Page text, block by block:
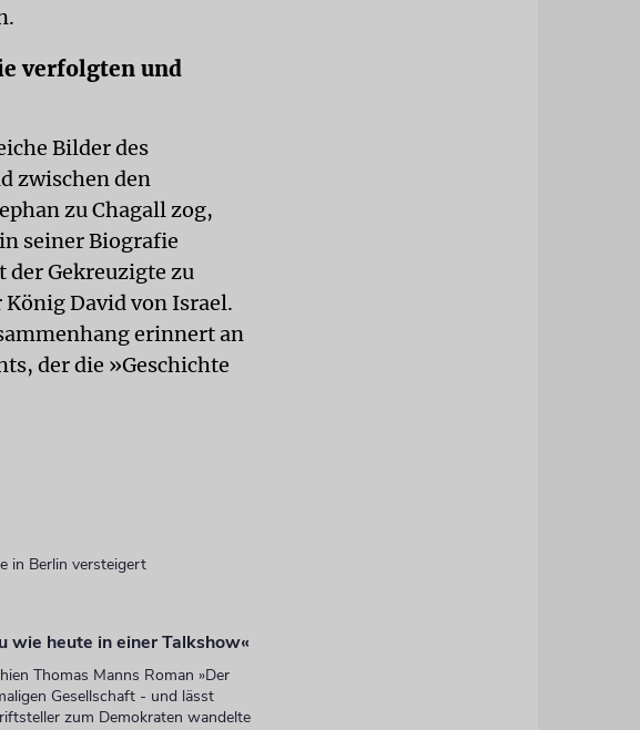
verfolgten und
Bilder des
zwischen den
zu Chagall zog,
seiner Biografie
der Gekreuzigte zu
David von Israel.
erinnert an
der die »Geschichte
in Berlin versteigert
wie heute in einer Talkshow«
Thomas Manns Roman »Der
Gesellschaft - und lässt
zum Demokraten wandelte